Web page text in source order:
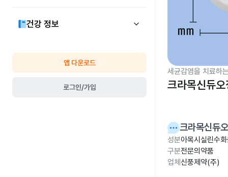
건강 정보
앱 다운로드
로그인/가입
세균감염을 치료하
크라목신듀
크라목신듀
성분아목시실린수
구분전문의약품
업체 신풍제약(주)